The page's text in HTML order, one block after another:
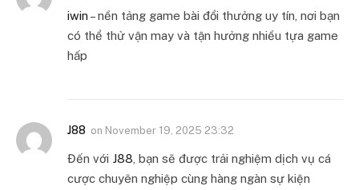
iwin – nền tảng game bài đổi thưởng uy tín, nơi bạn
có thể thử vận may và tận hưởng nhiều tựa game
hấp
J88 on November 19, 2025 23:32
Đến với J88 , bạn sẽ được trải nghiệm dịch vụ cá
cược chuyên nghiệp cùng hàng ngàn sự kiện